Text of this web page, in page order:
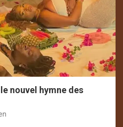
le nouvel hymne des